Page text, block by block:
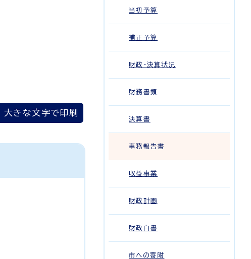
大きな文字で印刷
当初予算
補正予算
財政・決算状況
財務書類
決算書
事務報告書
収益事業
財政計画
財政白書
市への寄附